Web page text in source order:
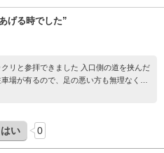
げる時でした”
リと参拝できました 入口側の道を挟んだ
場が有るので、足の悪い方も無理なく参
はい 0